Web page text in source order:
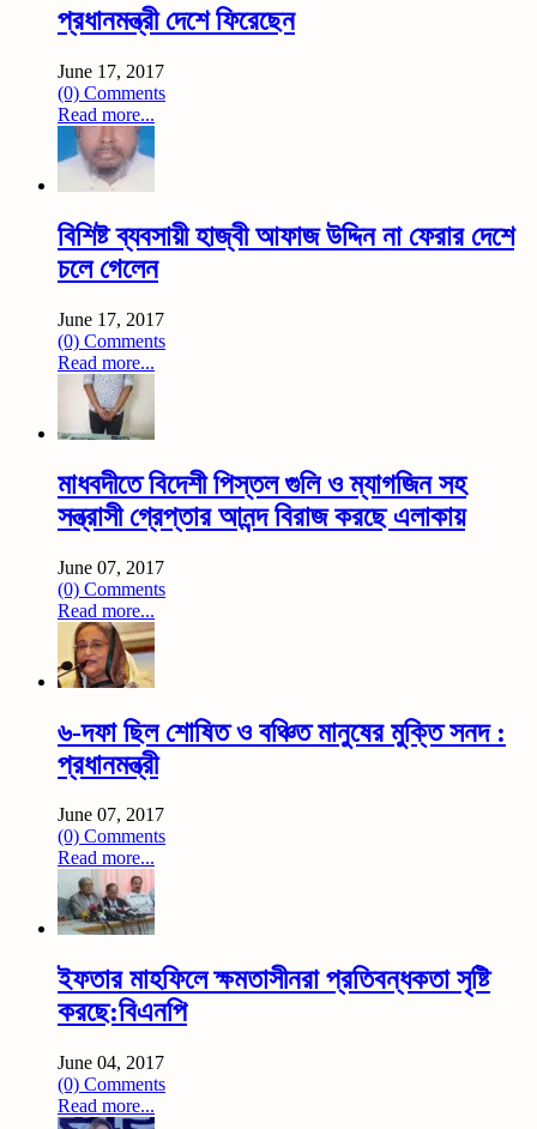
প্রধানমন্ত্রী দেশে ফিরেছেন
June 17, 2017
(0) Comments
Read more...
বিশিষ্ট ব্যবসায়ী হাজ্বী আফাজ উদ্দিন না ফেরার দেশে
চলে গেলেন
June 17, 2017
(0) Comments
Read more...
মাধবদীতে বিদেশী পিস্তল গুলি ও ম্যাগজিন সহ
সন্ত্রাসী গ্রেপ্তার আনন্দ বিরাজ করছে এলাকায়
June 07, 2017
(0) Comments
Read more...
৬-দফা ছিল শোষিত ও বঞ্চিত মানুষের মুক্তি সনদ :
প্রধানমন্ত্রী
June 07, 2017
(0) Comments
Read more...
ইফতার মাহফিলে ক্ষমতাসীনরা প্রতিবন্ধকতা সৃষ্টি
করছে:বিএনপি
June 04, 2017
(0) Comments
Read more...